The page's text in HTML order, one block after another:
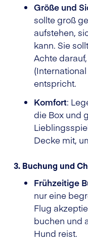
Größe und
sollte groß
aufstehen,
kann. Sie
Achte
entspricht.
Komfort:
die Box und
Decke mit,
3. Buchung und
Frühzeitige
nur eine
Flug
buchen und
Hund reist.